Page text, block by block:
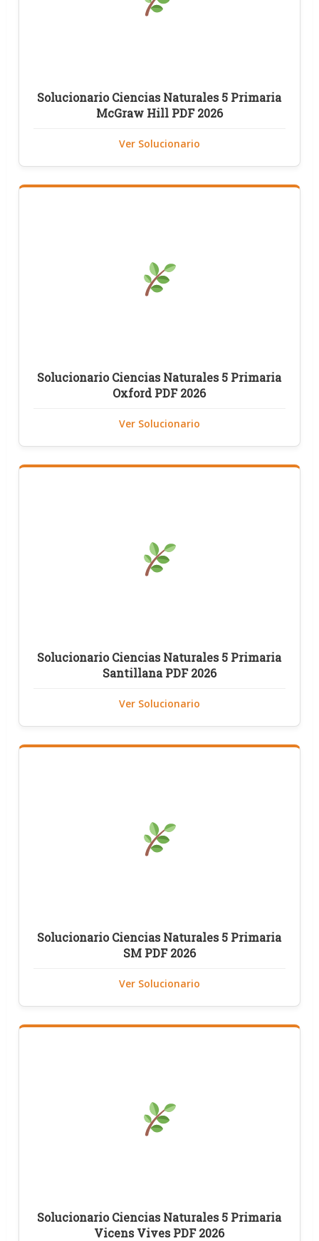
Solucionario Ciencias Naturales 5 Primaria
McGraw Hill PDF 2026
Ver Solucionario
Solucionario Ciencias Naturales 5 Primaria
Oxford PDF 2026
Ver Solucionario
Solucionario Ciencias Naturales 5 Primaria
Santillana PDF 2026
Ver Solucionario
Solucionario Ciencias Naturales 5 Primaria
SM PDF 2026
Ver Solucionario
Solucionario Ciencias Naturales 5 Primaria
Vicens Vives PDF 2026